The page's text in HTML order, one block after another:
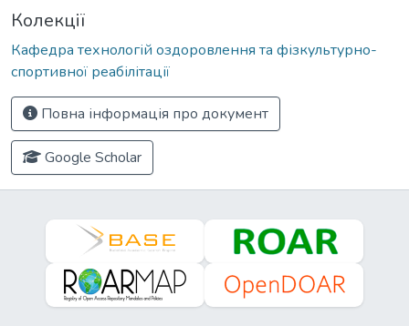
Колекції
Кафедра технологій оздоровлення та фізкультурно-
спортивної реабілітації
Повна інформація про документ
Google Scholar